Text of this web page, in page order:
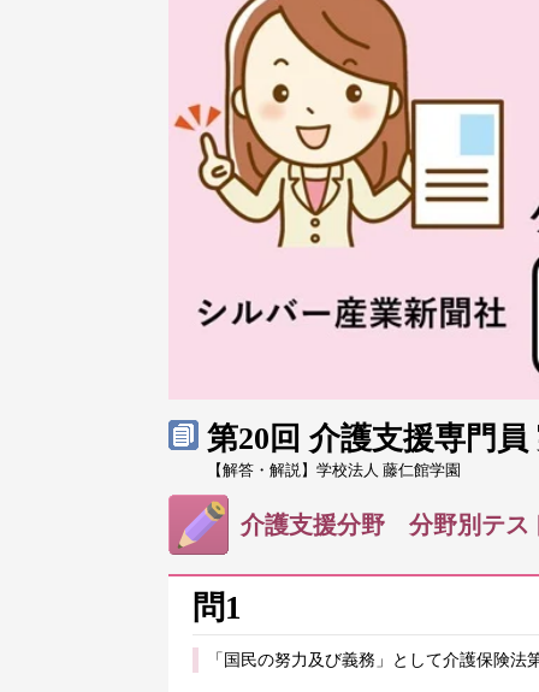
第20回 介護支援専門
【解答・解説】学校法人 藤仁館学園
介護支援分野 分野別テス
問1
「国民の努力及び義務」として介護保険